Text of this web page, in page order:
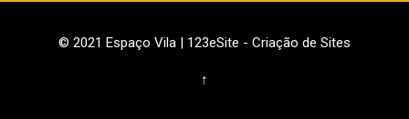
© 2021 Espaço Vila | 123eSite - Criação de Sites
↑